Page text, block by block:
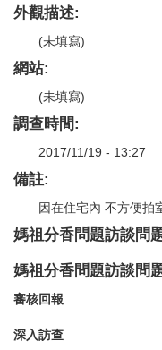
外觀描述:
(未填寫)
網站:
(未填寫)
調查時間:
2017/11/19 - 13:27
備註:
因在住宅內 不方便拍
媽祖分香問題訪談問
媽祖分香問題訪談問
審核回報
深入訪查